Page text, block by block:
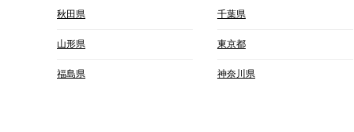
秋田県
山形県
福島県
千葉県
東京都
神奈川県